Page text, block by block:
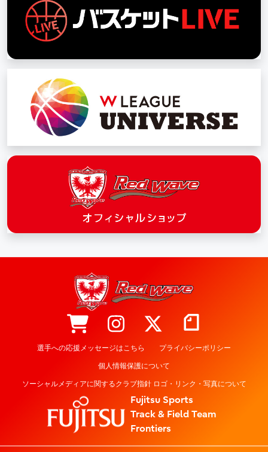
選手への応援メッセージはこちら プライバシーポリシー
個人情報保護について
ソーシャルメディアに関するクラブ指針 ロゴ・リンク・写真について
Fujitsu Sports
Track & Field Team
Frontiers